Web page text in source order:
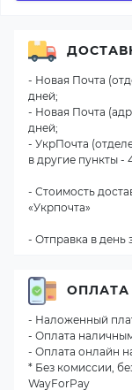
- Новая Почта
дней;
- Новая Почта
дней;
- УкрПочта
в другие пункты -
- Стоимость
«Укрпочта»
- Отправка в день
ОПЛАТА
- Наложенный
- Оплата
- Оплата онлайн
* Без комиссии,
WayForPay